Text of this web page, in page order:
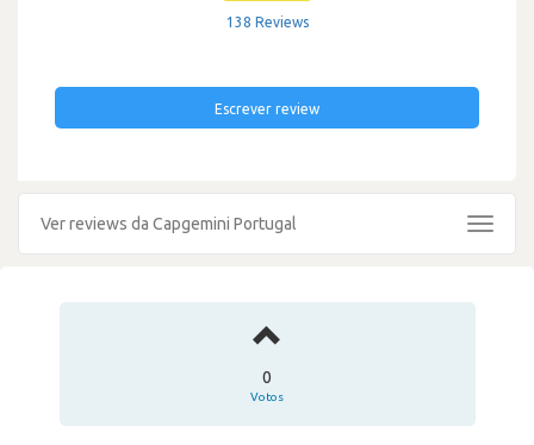
138 Reviews
Escrever review
Ver reviews da Capgemini Portugal
Toggle
0
Votos